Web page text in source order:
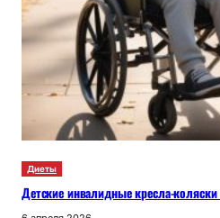
Диеты
Детские инвалидные кресла-